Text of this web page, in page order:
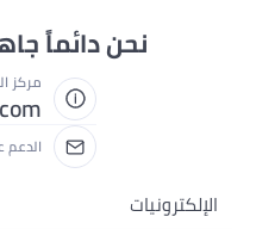
نحن دائماً
مركز
الدعم
الإلكترونيات